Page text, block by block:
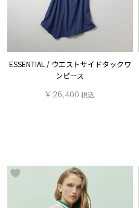
ESSENTIAL / ウエストサイドタックワ
ンピース
¥ 26,400 税込